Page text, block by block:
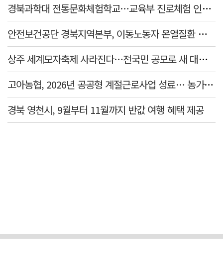
경북과학대 전통문화체험학교…교육부 진로체험 인증기관 선정
안전보건공단 경북지역본부, 이동노동자 온열질환 예방 캠페인
상주 세계모자축제 사라진다…전국민 공모로 새 대표축제 발굴 나서
고아농협, 2026년 공공형 계절근로사업 성료… 농가 일손 부족 해소 '효자'
경북 영천시, 9월부터 11월까지 반값 여행 혜택 제공